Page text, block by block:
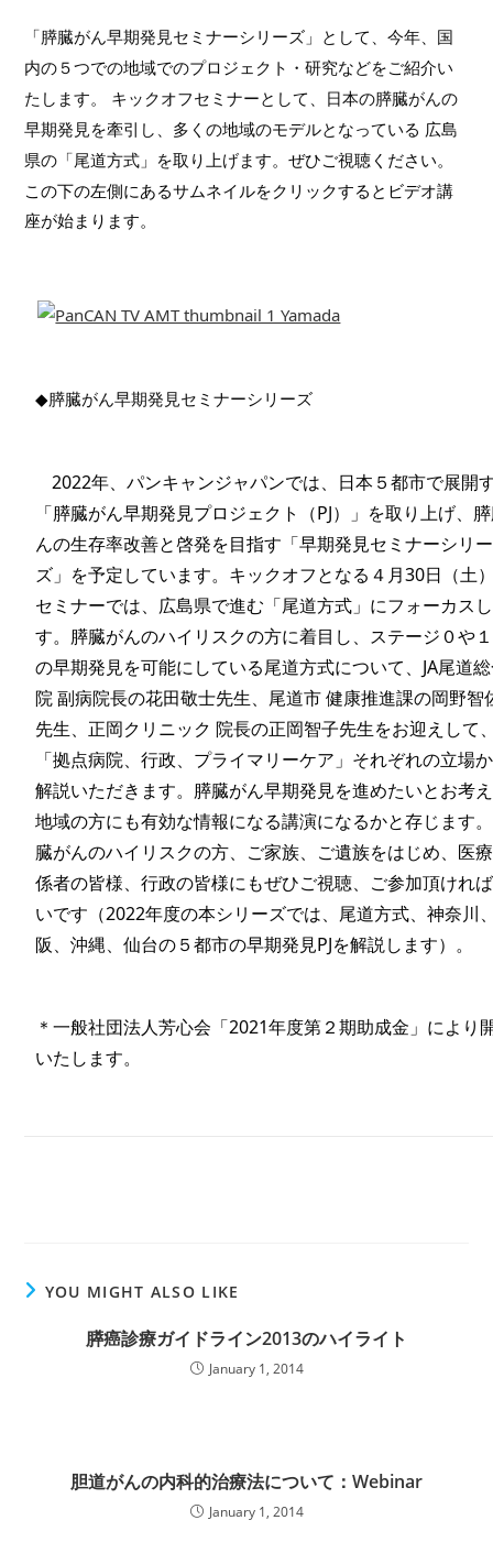
「膵臓がん早期発見セミナーシリーズ」として、今年、国
内の５つでの地域でのプロジェクト・研究などをご紹介い
たします。 キックオフセミナーとして、日本の膵臓がんの
早期発見を牽引し、多くの地域のモデルとなっている 広島
県の「尾道方式」を取り上げます。ぜひご視聴ください。
この下の左側にあるサムネイルをクリックするとビデオ講
座が始まります。
◆膵臓がん早期発見セミナーシリーズ
2022年、パンキャンジャパンでは、日本５都市で展開
「膵臓がん早期発見プロジェクト（PJ）」を取り上げ、
んの生存率改善と啓発を目指す「早期発見セミナーシリー
ズ」を予定しています。キックオフとなる４月30日（土
セミナーでは、広島県で進む「尾道方式」にフォーカス
す。膵臓がんのハイリスクの方に着目し、ステージ０や
の早期発見を可能にしている尾道方式について、JA尾道
院 副病院長の花田敬士先生、尾道市 健康推進課の岡野智
先生、正岡クリニック 院長の正岡智子先生をお迎えして
「拠点病院、行政、プライマリーケア」それぞれの立場
解説いただきます。膵臓がん早期発見を進めたいとお考
地域の方にも有効な情報になる講演になるかと存じます
臓がんのハイリスクの方、ご家族、ご遺族をはじめ、医
係者の皆様、行政の皆様にもぜひご視聴、ご参加頂けれ
いです（2022年度の本シリーズでは、尾道方式、神奈川
阪、沖縄、仙台の５都市の早期発見PJを解説します）。
＊一般社団法人芳心会「2021年度第２期助成金」により
いたします。
YOU MIGHT ALSO LIKE
膵癌診療ガイドライン2013のハイライト
January 1, 2014
胆道がんの内科的治療法について：Webinar
January 1, 2014